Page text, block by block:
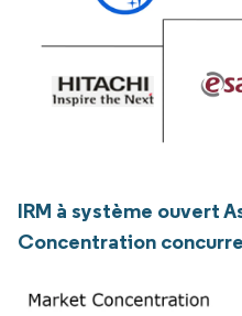
IRM à système ouvert
Concentration